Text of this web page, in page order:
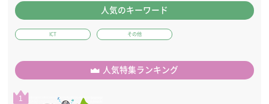
人気のキーワード
ICT その他
人気特集ランキング
1